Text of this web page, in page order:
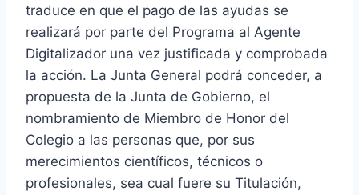
traduce en que el pago de las ayudas se
realizará por parte del Programa al Agente
Digitalizador una vez justificada y comprobada
la acción. La Junta General podrá conceder, a
propuesta de la Junta de Gobierno, el
nombramiento de Miembro de Honor del
Colegio a las personas que, por sus
merecimientos científicos, técnicos o
profesionales, sea cual fuere su Titulación,